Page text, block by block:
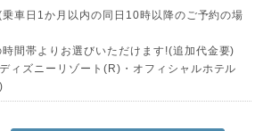
車日1か月以内の同日10時以降のご予約の場
間帯よりお選びいただけます!(追加代金要)
ィズニーリゾート(R)・オフィシャルホテル